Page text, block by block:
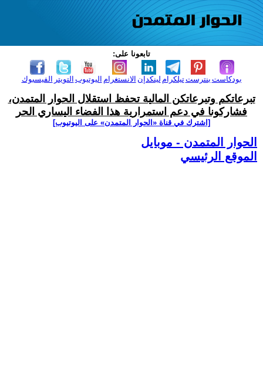
تابعونا على:
الفيسبوك التويتر اليوتيوب الانستغرام لينكدإن تيلكرامبنترست بودكاست
تبرعاتكم وتبرعاتكن المالية تحفظ استقلال الحوار المتمدن،
فشاركونا في دعم استمرارية هذا الفضاء اليساري الحر
[اشترك في قناة ‫«الحوار المتمدن» على اليوتيوب]
الحوار المتمدن - موبايل
الموقع الرئيسي